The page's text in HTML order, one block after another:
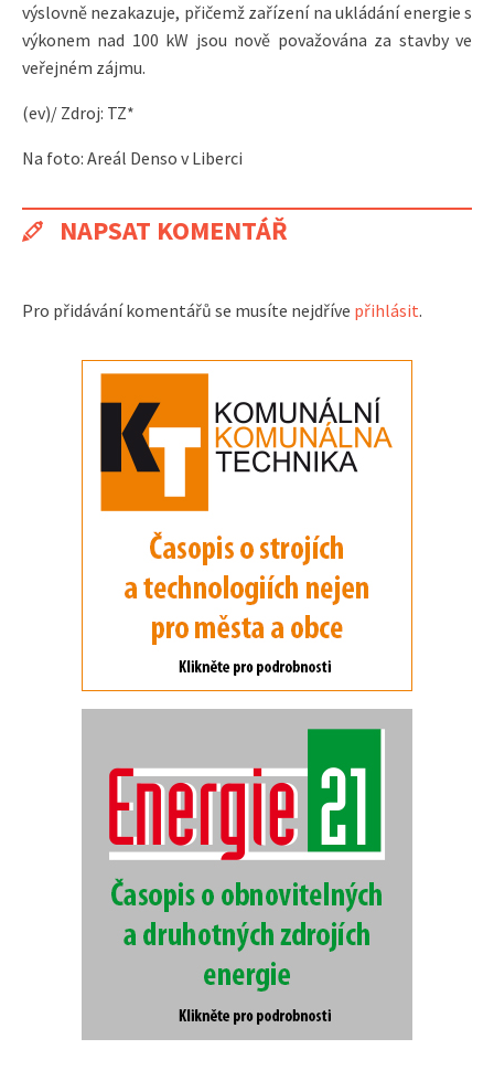
výslovně nezakazuje, přičemž zařízení na ukládání energie s
výkonem nad 100 kW jsou nově považována za stavby ve
veřejném zájmu.
(ev)/ Zdroj: TZ*
Na foto: Areál Denso v Liberci
NAPSAT KOMENTÁŘ
Pro přidávání komentářů se musíte nejdříve přihlásit.